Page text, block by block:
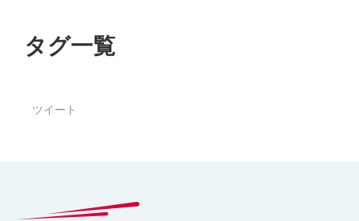
タグ一覧
ツイート